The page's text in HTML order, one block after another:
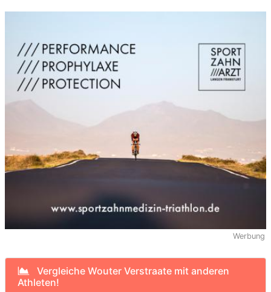
Werbung
Vergleiche Wouter Verstraate mit anderen
Athleten!